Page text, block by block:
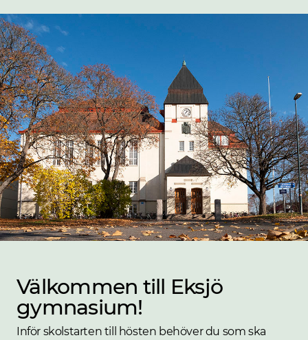
Välkommen till Eksjö
gymnasium!
Inför skolstarten till hösten behöver du som ska